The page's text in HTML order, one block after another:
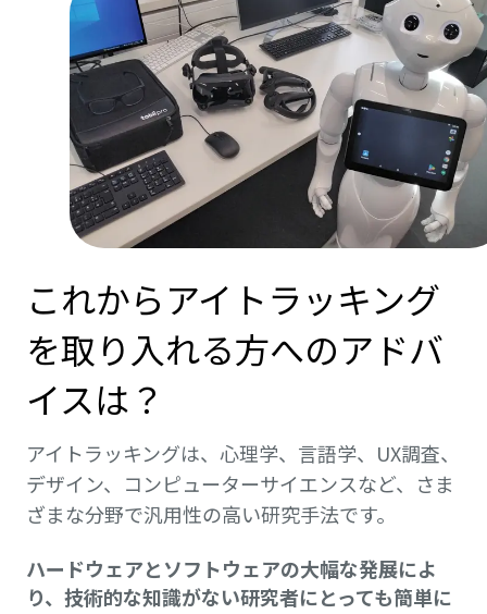
これからアイトラッキング
を取り入れる方へのアドバ
イスは？
アイトラッキングは、心理学、言語学、UX調査、
デザイン、コンピューターサイエンスなど、さま
ざまな分野で汎用性の高い研究手法です。
ハードウェアとソフトウェアの大幅な発展によ
り、技術的な知識がない研究者にとっても簡単に